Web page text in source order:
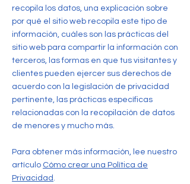
recopila los datos, una explicación sobre
por qué el sitio web recopila este tipo de
información, cuáles son las prácticas del
sitio web para compartir la información con
terceros, las formas en que tus visitantes y
clientes pueden ejercer sus derechos de
acuerdo con la legislación de privacidad
pertinente, las prácticas específicas
relacionadas con la recopilación de datos
de menores y mucho más.
Para obtener más información, lee nuestro
artículo Cómo crear una Política de
Privacidad .